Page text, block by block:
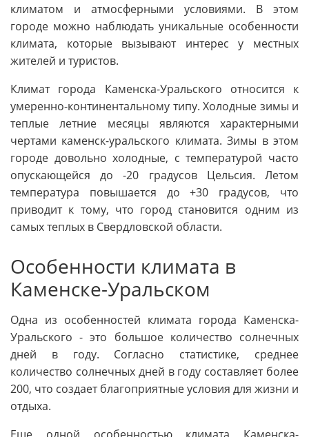
климатом и атмосферными условиями. В этом
городе можно наблюдать уникальные особенности
климата, которые вызывают интерес у местных
жителей и туристов.
Климат города Каменска-Уральского относится к
умеренно-континентальному типу. Холодные зимы и
теплые летние месяцы являются характерными
чертами каменск-уральского климата. Зимы в этом
городе довольно холодные, с температурой часто
опускающейся до -20 градусов Цельсия. Летом
температура повышается до +30 градусов, что
приводит к тому, что город становится одним из
самых теплых в Свердловской области.
Особенности климата в
Каменске-Уральском
Одна из особенностей климата города Каменска-
Уральского - это большое количество солнечных
дней в году. Согласно статистике, среднее
количество солнечных дней в году составляет более
200, что создает благоприятные условия для жизни и
отдыха.